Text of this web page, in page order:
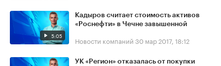
5:05
Кадыров считает стоимость активов
«Роснефти» в Чечне завышенной
Новости компаний 30 мар 2017, 18:12
УК «Регион» отказалась от покупки